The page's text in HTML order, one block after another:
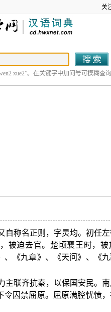
关
xue2”。在关键字中加问号可模糊查询
称名正则，字灵均。初任
被迫去官。楚顷襄王时，
《九章》、《天问》、《九
联齐抗秦，以保国安民。
囚禁屈原。屈原满腔忧愤